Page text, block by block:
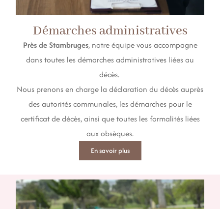
Démarches administratives
Près de Stambruges, notre équipe vous accompagne
dans toutes les démarches administratives liées au
décès.
Nous prenons en charge la déclaration du décès auprès
des autorités communales, les démarches pour le
certificat de décès, ainsi que toutes les formalités liées
aux obsèques.
En savoir plus